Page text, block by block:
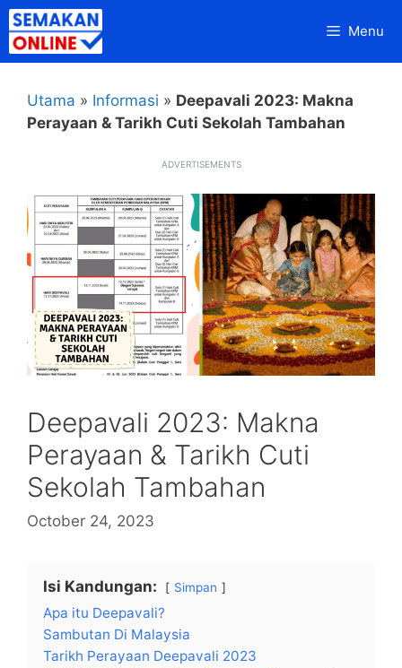
Skip
to
content
Menu
Utama » Informasi » Deepavali 2023: Makna
Perayaan & Tarikh Cuti Sekolah Tambahan
ADVERTISEMENTS
Deepavali 2023: Makna
Perayaan & Tarikh Cuti
Sekolah Tambahan
October 24, 2023
Isi Kandungan: Simpan
Apa itu Deepavali?
Sambutan Di Malaysia
Tarikh Perayaan Deepavali 2023